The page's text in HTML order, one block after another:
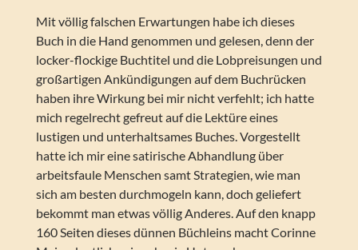
Mit völlig falschen Erwartungen habe ich dieses
Buch in die Hand genommen und gelesen, denn der
locker-flockige Buchtitel und die Lobpreisungen und
großartigen Ankündigungen auf dem Buchrücken
haben ihre Wirkung bei mir nicht verfehlt; ich hatte
mich regelrecht gefreut auf die Lektüre eines
lustigen und unterhaltsames Buches. Vorgestellt
hatte ich mir eine satirische Abhandlung über
arbeitsfaule Menschen samt Strategien, wie man
sich am besten durchmogeln kann, doch geliefert
bekommt man etwas völlig Anderes. Auf den knapp
160 Seiten dieses dünnen Büchleins macht Corinne